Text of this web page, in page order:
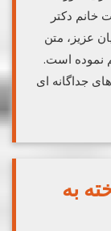
خانم دکتر
عزیز، متن
نموده است.
جداگانه ای
به